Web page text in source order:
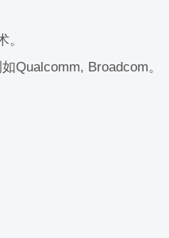
通管道與回應情形
外部信箱(含利害關係人)的
。
Qualcomm, Broadcom。